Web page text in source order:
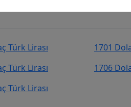
Türk Lirası 1701
Türk Lirası 1706
Türk Lirası